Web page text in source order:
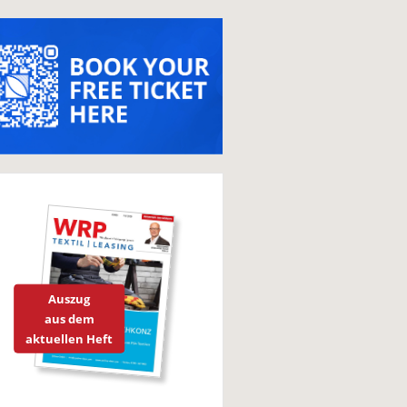
Auszug
aus dem
aktuellen Heft